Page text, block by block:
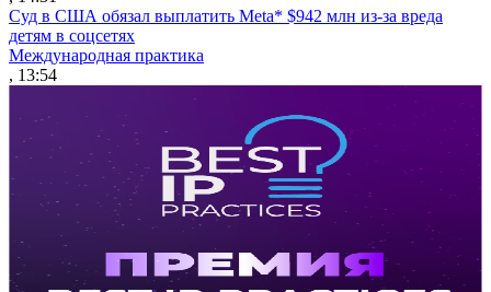
Суд в США обязал выплатить Meta* $942 млн из-за вреда
детям в соцсетях
Международная практика
, 13:54